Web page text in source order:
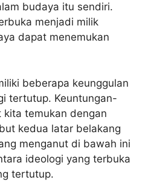
budaya itu sendiri.
menjadi milik
dapat menemukan
beberapa keunggulan
tertutup. Keuntungan-
temukan dengan
kedua latar belakang
menganut di bawah ini
ideologi yang terbuka
tertutup.